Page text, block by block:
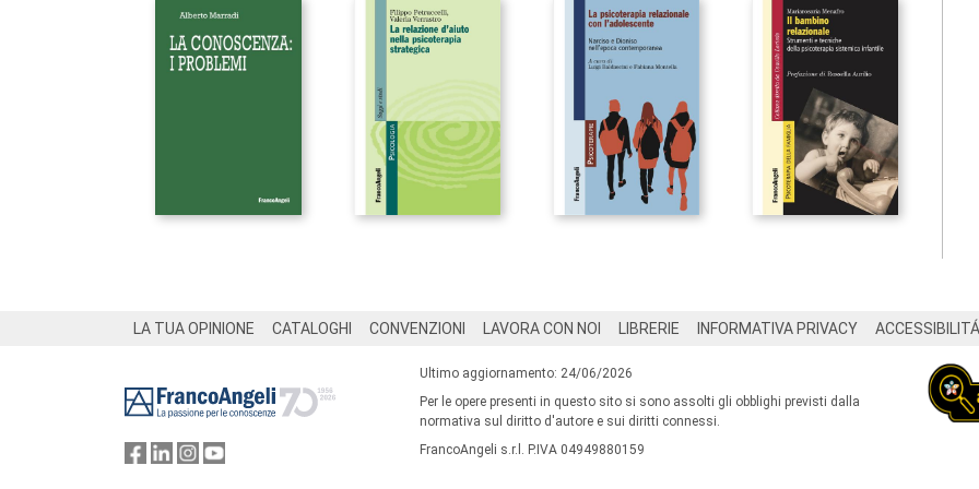
LA TUA OPINIONE CATALOGHI CONVENZIONI LAVORA CON NOI LIBRERIE INFORMATIVA PRIVACY ACCESSIBILITÁ
Ultimo aggiornamento: 24/06/2026
Per le opere presenti in questo sito si sono assolti gli obblighi previsti dalla
normativa sul diritto d'autore e sui diritti connessi.
FrancoAngeli s.r.l. P.IVA 04949880159